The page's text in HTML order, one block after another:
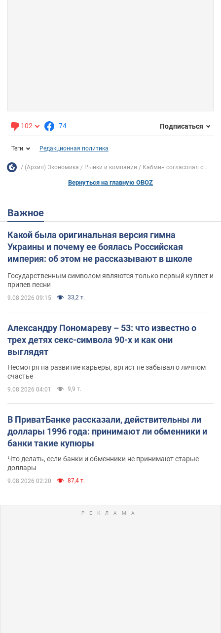
102 74 Подписаться
Теги Редакционная политика
(Архив) Экономика Рынки и компании Кабмин согласовал с...
Вернуться на главную OBOZ
Важное
Какой была оригинальная версия гимна
Украины и почему ее боялась Российская
империя: об этом не рассказывают в школе
Государственным символом являются только первый куплет и
припев песни
9.08.2026 09:15 33,2 т.
Александру Пономареву – 53: что известно о
трех детях секс-символа 90-х и как они
выглядят
Несмотря на развитие карьеры, артист не забывал о личном
счастье
9.08.2026 04:01 9,9 т.
В ПриватБанке рассказали, действительны ли
доллары 1996 года: принимают ли обменники и
банки такие купюры
Что делать, если банки и обменники не принимают старые
доллары
9.08.2026 02:20 87,4 т.